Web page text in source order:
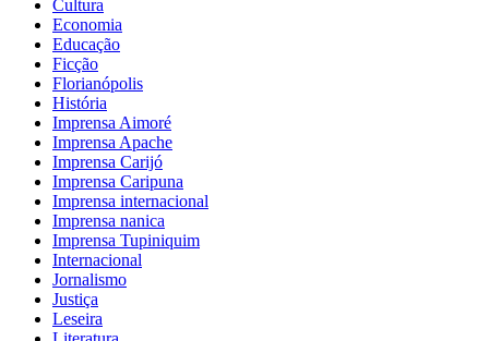
Cultura
Economia
Educação
Ficção
Florianópolis
História
Imprensa Aimoré
Imprensa Apache
Imprensa Carijó
Imprensa Caripuna
Imprensa internacional
Imprensa nanica
Imprensa Tupiniquim
Internacional
Jornalismo
Justiça
Leseira